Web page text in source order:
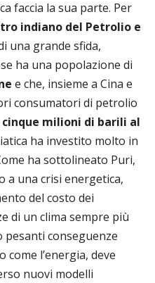
faccia la sua parte. Per
indiano del Petrolio e
una grande sfida,
ha una popolazione di
e che, insieme a Cina e
consumatori di petrolio
cinque milioni di barili al
ha investito molto in
ha sottolineato Puri,
a una crisi energetica,
del costo dei
di un clima sempre più
pesanti conseguenze
come l’energia, deve
nuovi modelli